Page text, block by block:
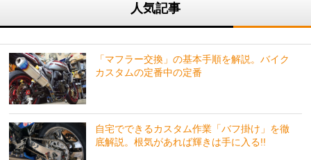
人気記事
「マフラー交換」の基本手順を解説。バイク
カスタムの定番中の定番
自宅でできるカスタム作業「バフ掛け」を徹
底解説。根気があれば輝きは手に入る!!